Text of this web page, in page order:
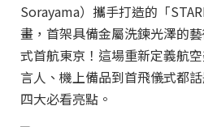
Sorayama）攜手打造的「
畫，首架具備金屬洗鍊光澤的
式首航東京！這場重新定義航
言人、機上備品到首飛儀式都
四大必看亮點。